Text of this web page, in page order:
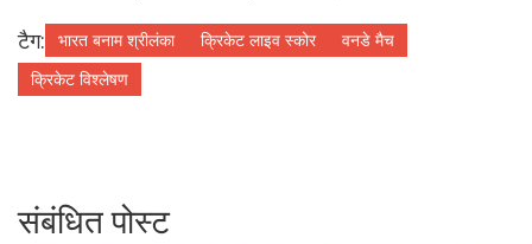
टैग: भारत बनाम श्रीलंका क्रिकेट लाइव स्कोर
वनडे मैच
क्रिकेट विश्लेषण
संबंधित पोस्ट